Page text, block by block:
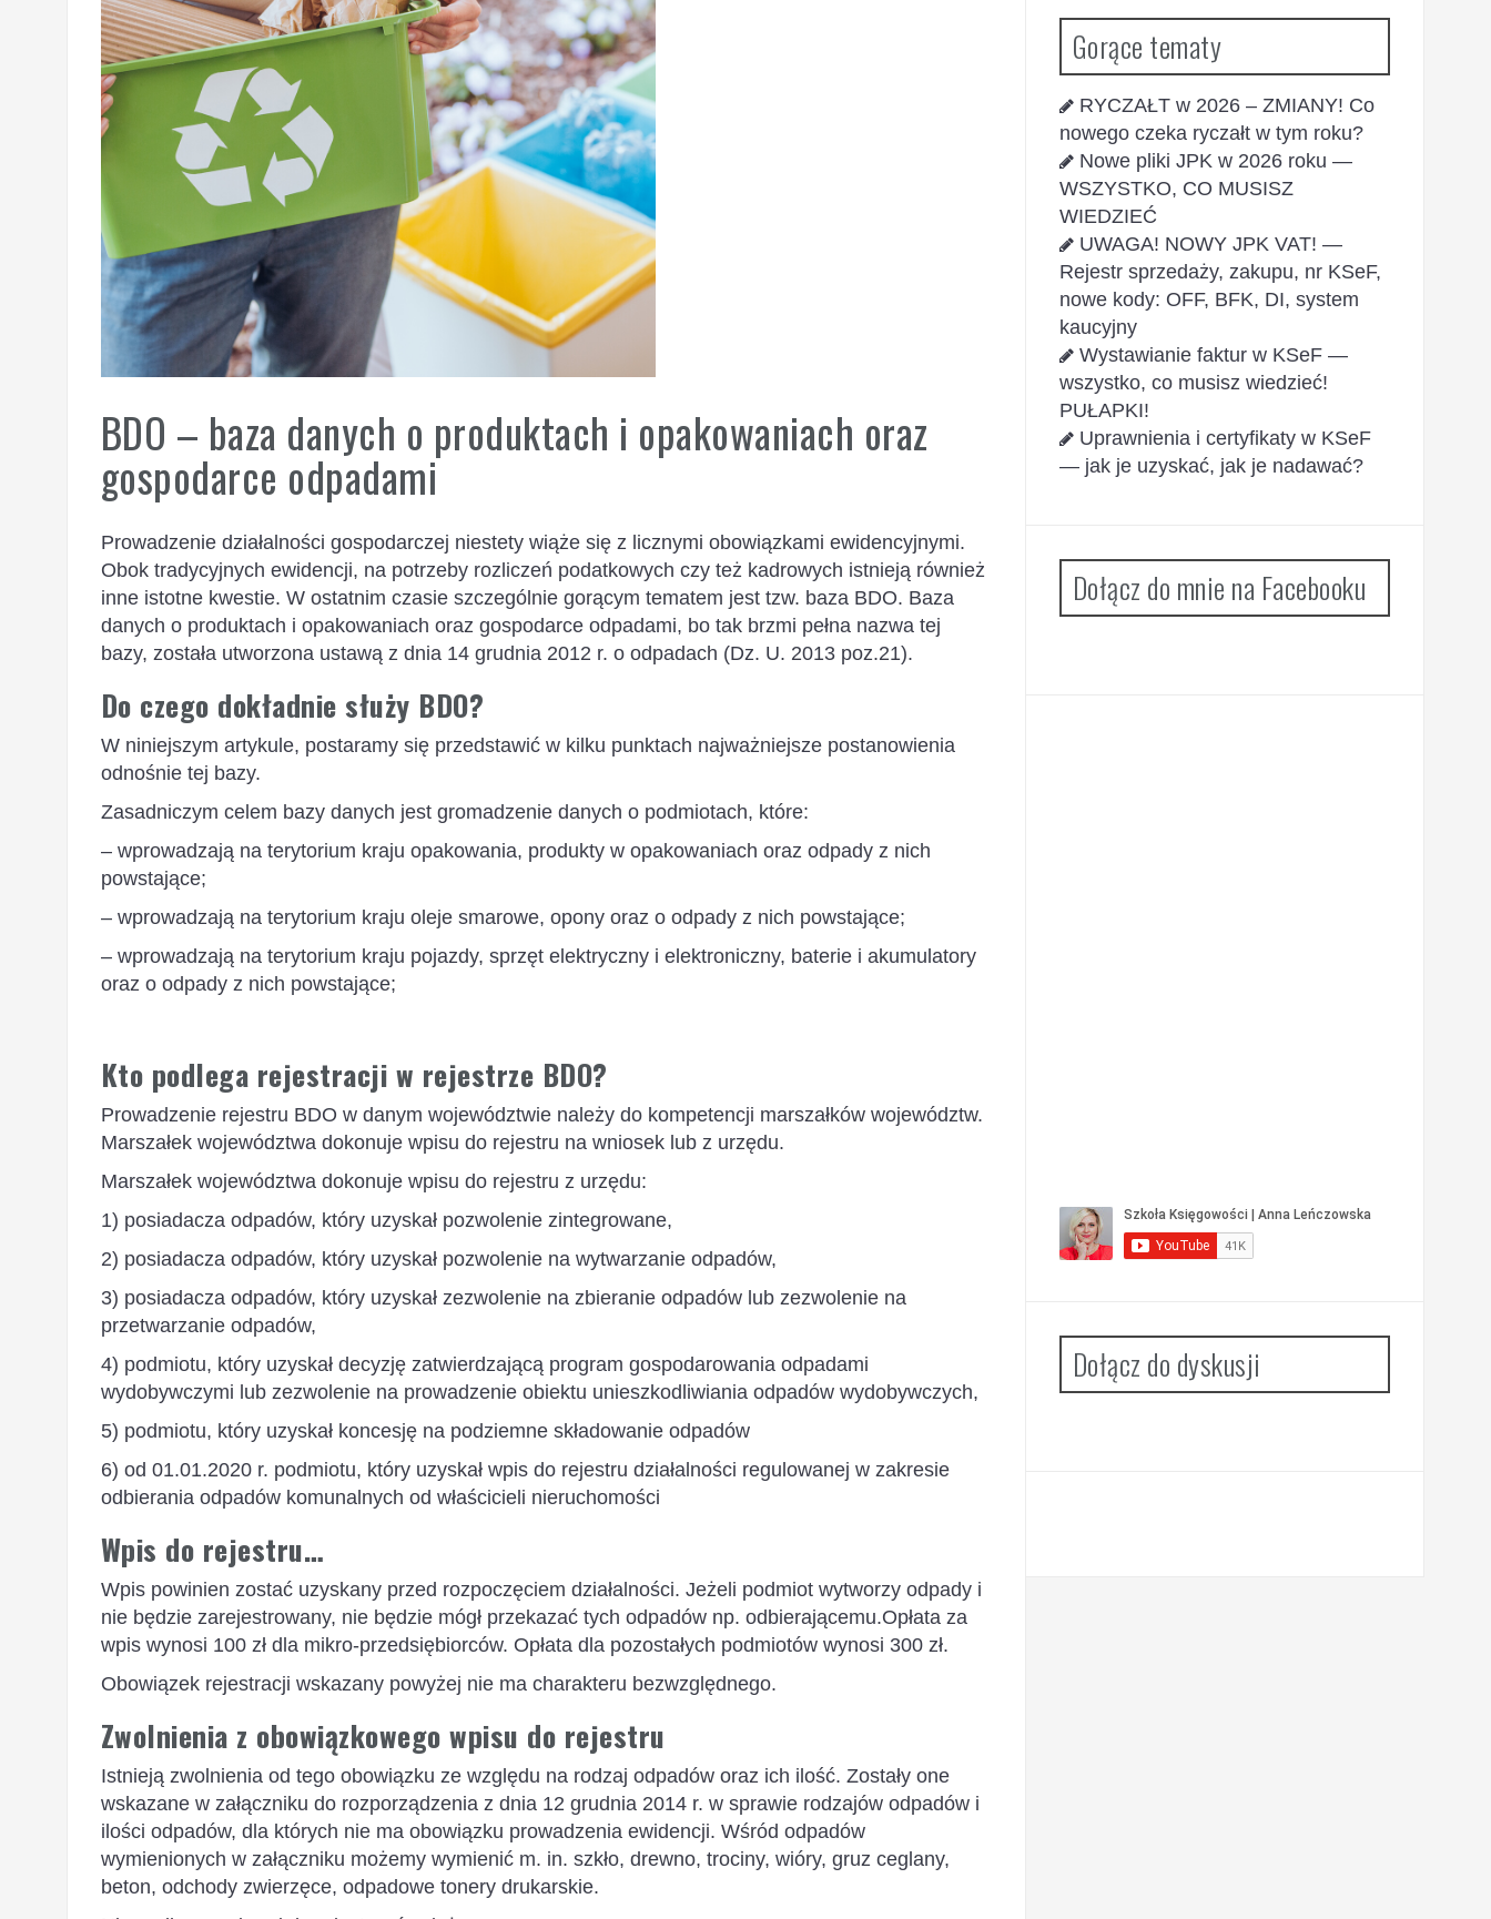
BDO – baza danych o produktach i opakowaniach oraz
gospodarce odpadami
Prowadzenie działalności gospodarczej niestety wiąże się z licznymi obowiązkami ewidencyjnymi.
Obok tradycyjnych ewidencji, na potrzeby rozliczeń podatkowych czy też kadrowych istnieją również
inne istotne kwestie. W ostatnim czasie szczególnie gorącym tematem jest tzw. baza BDO. Baza
danych o produktach i opakowaniach oraz gospodarce odpadami, bo tak brzmi pełna nazwa tej
bazy, została utworzona ustawą z dnia 14 grudnia 2012 r. o odpadach (Dz. U. 2013 poz.21).
Do czego dokładnie służy BDO?
W niniejszym artykule, postaramy się przedstawić w kilku punktach najważniejsze postanowienia
odnośnie tej bazy.
Zasadniczym celem bazy danych jest gromadzenie danych o podmiotach, które:
– wprowadzają na terytorium kraju opakowania, produkty w opakowaniach oraz odpady z nich
powstające;
– wprowadzają na terytorium kraju oleje smarowe, opony oraz o odpady z nich powstające;
– wprowadzają na terytorium kraju pojazdy, sprzęt elektryczny i elektroniczny, baterie i akumulatory
oraz o odpady z nich powstające;
Kto podlega rejestracji w rejestrze BDO?
Prowadzenie rejestru BDO w danym województwie należy do kompetencji marszałków województw.
Marszałek województwa dokonuje wpisu do rejestru na wniosek lub z urzędu.
Marszałek województwa dokonuje wpisu do rejestru z urzędu:
1) posiadacza odpadów, który uzyskał pozwolenie zintegrowane,
2) posiadacza odpadów, który uzyskał pozwolenie na wytwarzanie odpadów,
3) posiadacza odpadów, który uzyskał zezwolenie na zbieranie odpadów lub zezwolenie na
przetwarzanie odpadów,
4) podmiotu, który uzyskał decyzję zatwierdzającą program gospodarowania odpadami
wydobywczymi lub zezwolenie na prowadzenie obiektu unieszkodliwiania odpadów wydobywczych,
5) podmiotu, który uzyskał koncesję na podziemne składowanie odpadów
6) od 01.01.2020 r. podmiotu, który uzyskał wpis do rejestru działalności regulowanej w zakresie
odbierania odpadów komunalnych od właścicieli nieruchomości
Wpis do rejestru…
Wpis powinien zostać uzyskany przed rozpoczęciem działalności. Jeżeli podmiot wytworzy odpady i
nie będzie zarejestrowany, nie będzie mógł przekazać tych odpadów np. odbierającemu.Opłata za
wpis wynosi 100 zł dla mikro-przedsiębiorców. Opłata dla pozostałych podmiotów wynosi 300 zł.
Obowiązek rejestracji wskazany powyżej nie ma charakteru bezwzględnego.
Zwolnienia z obowiązkowego wpisu do rejestru
Istnieją zwolnienia od tego obowiązku ze względu na rodzaj odpadów oraz ich ilość. Zostały one
wskazane w załączniku do rozporządzenia z dnia 12 grudnia 2014 r. w sprawie rodzajów odpadów i
ilości odpadów, dla których nie ma obowiązku prowadzenia ewidencji. Wśród odpadów
wymienionych w załączniku możemy wymienić m. in. szkło, drewno, trociny, wióry, gruz ceglany,
beton, odchody zwierzęce, odpadowe tonery drukarskie.
Gorące tematy
RYCZAŁT w 2026 – ZMIANY! Co
nowego czeka ryczałt w tym roku?
Nowe pliki JPK w 2026 roku —
WSZYSTKO, CO MUSISZ
WIEDZIEĆ
UWAGA! NOWY JPK VAT! —
Rejestr sprzedaży, zakupu, nr KSeF,
nowe kody: OFF, BFK, DI, system
kaucyjny
Wystawianie faktur w KSeF —
wszystko, co musisz wiedzieć!
PUŁAPKI!
Uprawnienia i certyfikaty w KSeF
— jak je uzyskać, jak je nadawać?
Dołącz do mnie na Facebooku
Dołącz do dyskusji